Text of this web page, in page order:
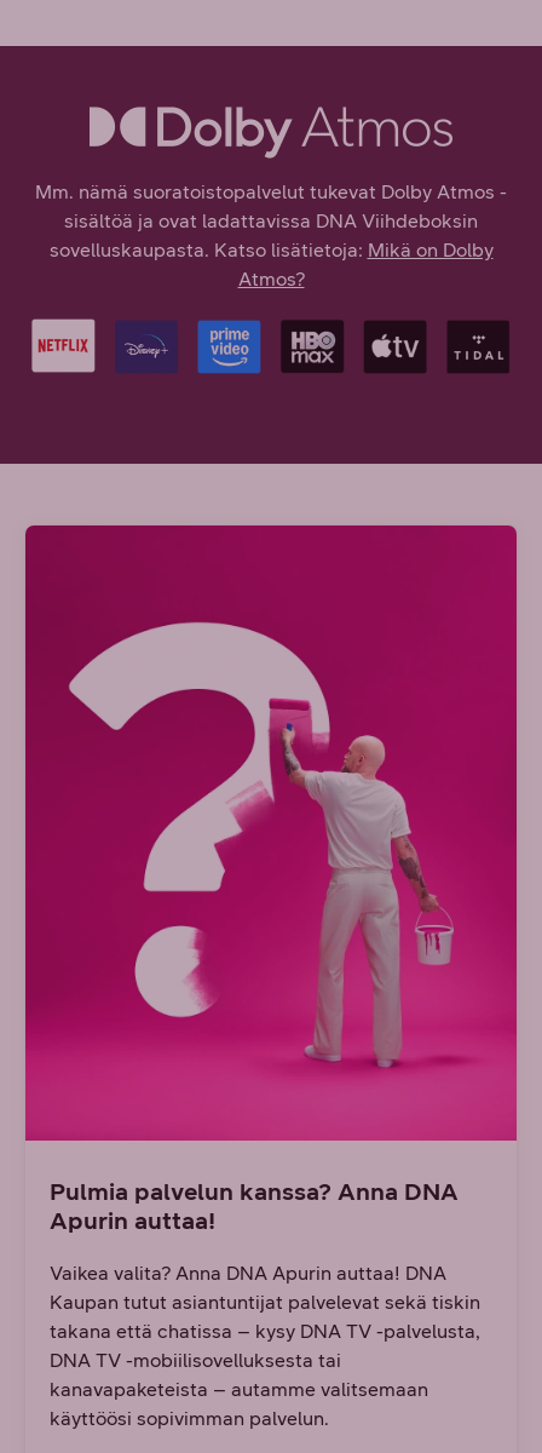
Mm. nämä suoratoistopalvelut tukevat Dolby Atmos -
sisältöä ja ovat ladattavissa DNA Viihdeboksin
sovelluskaupasta. Katso lisätietoja: Mikä on Dolby
Atmos?
Pulmia palvelun kanssa? Anna DNA
Apurin auttaa!
Vaikea valita? Anna DNA Apurin auttaa! DNA
Kaupan tutut asiantuntijat palvelevat sekä tiskin
takana että chatissa – kysy DNA TV -palvelusta,
DNA TV -mobiilisovelluksesta tai
kanavapaketeista – autamme valitsemaan
käyttöösi sopivimman palvelun.